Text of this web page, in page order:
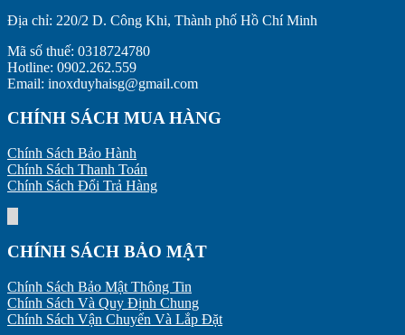
Địa chỉ: 220/2 D. Công Khi, Thành phố Hồ Chí Minh
Mã số thuế: 0318724780
Hotline: 0902.262.559
Email: inoxduyhaisg@gmail.com
CHÍNH SÁCH MUA HÀNG
Chính Sách Bảo Hành
Chính Sách Thanh Toán
Chính Sách Đổi Trả Hàng
CHÍNH SÁCH BẢO MẬT
Chính Sách Bảo Mật Thông Tin
Chính Sách Và Quy Định Chung
Chính Sách Vận Chuyển Và Lắp Đặt